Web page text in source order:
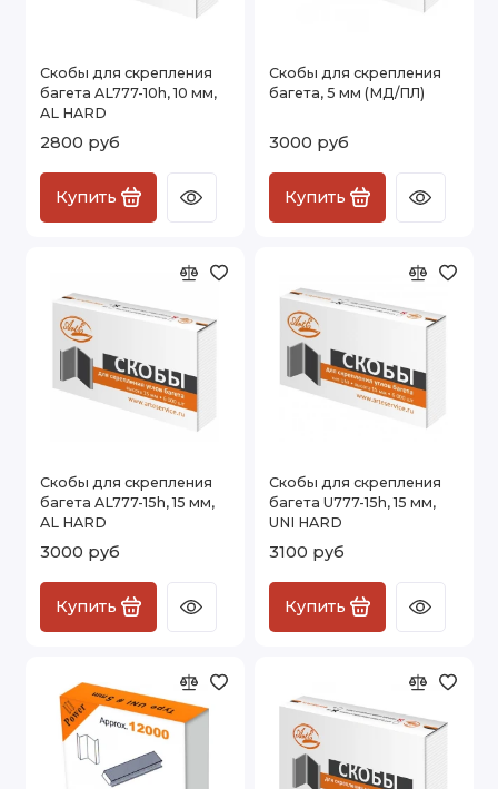
Скобы для скрепления
багета AL777-10h, 10 мм,
AL HARD
2800 руб
Купить
Скобы для скрепления
багета, 5 мм (МД/ПЛ)
3000 руб
Купить
Скобы для скрепления
багета AL777-15h, 15 мм,
AL HARD
3000 руб
Купить
Скобы для скрепления
багета U777-15h, 15 мм,
UNI HARD
3100 руб
Купить